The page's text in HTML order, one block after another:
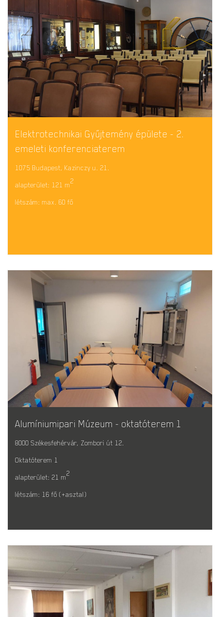
Elektrotechnikai Gyűjtemény épülete - 2.
emeleti konferenciaterem
1075 Budapest, Kazinczy u. 21.
alapterület: 121 m2
létszám: max. 60 fő
Alumíniumipari Múzeum - oktatóterem 1
8000 Székesfehérvár, Zombori út 12.
Oktatóterem 1
alapterület: 21 m2
létszám: 16 fő (+asztal)